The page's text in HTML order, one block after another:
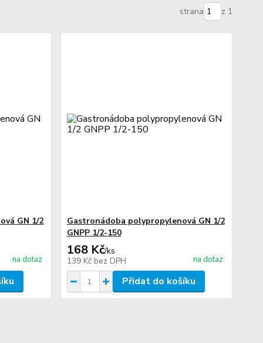
strana z 1
GN 1/2
na dotaz
Gastronádoba polypropylenová GN 1/2
GNPP 1/2-150
168 Kč/ks
139 Kč bez DPH na dotaz
Přidat do košíku